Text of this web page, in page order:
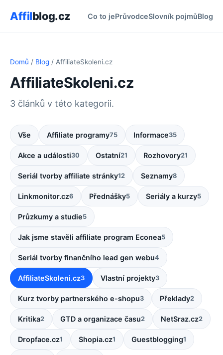
Affilblog.cz Co to jePrůvodceSlovník pojmůBlog
Domů / Blog / AffiliateSkoleni.cz
AffiliateSkoleni.cz
3 článků v této kategorii.
Vše Affiliate programy75 Informace35
Akce a události30 Ostatní21 Rozhovory21
Seriál tvorby affiliate stránky12 Seznamy8
Linkmonitor.cz6 Přednášky5 Seriály a kurzy5
Průzkumy a studie5
Jak jsme stavěli affiliate program Econea5
Seriál tvorby finančního lead gen webu4
AffiliateSkoleni.cz3 Vlastní projekty3
Kurz tvorby partnerského e-shopu3 Překlady2
Kritika2 GTD a organizace času2 NetSraz.cz2
Dropface.cz1 Shopia.cz1 Guestblogging1